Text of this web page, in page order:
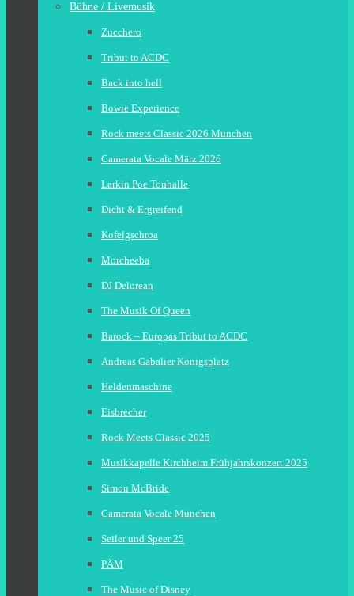
Bühne / Livemusik
Zucchero
Tribut to ACDC
Back into hell
Bowie Experience
Rock meets Classic 2026 München
Camerata Vocale März 2026
Larkin Poe Tonhalle
Dicht & Ergreifend
Kofelgschroa
Morcheeba
DJ Delorean
The Musik Of Queen
Barock – Europas Tribut to ACDC
Andreas Gabalier Königsplatz
Heldenmaschine
Eisbrecher
Rock Meets Classic 2025
Musikkapelle Kirchheim Frühjahrskonzert 2025
Simon McBride
Camerata Vocale München
Seiler und Speer 25
PÄM
The Music of Disney